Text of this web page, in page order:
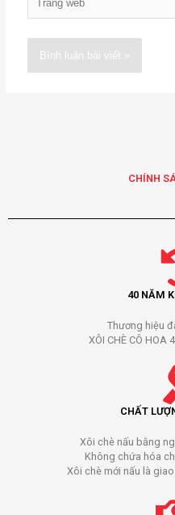
web
CHÍNH
40 NĂM
Thương hiệu
XÔI CHÈ CÔ HOA
CHẤT
Xôi chè nấu bằng
Không chứa hóa
Xôi chè mới nấu là